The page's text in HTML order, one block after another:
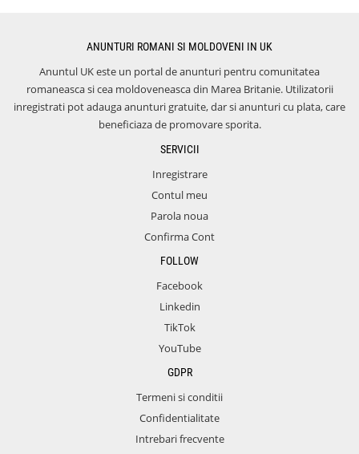
ANUNTURI ROMANI SI MOLDOVENI IN UK
Anuntul UK este un portal de anunturi pentru comunitatea
romaneasca si cea moldoveneasca din Marea Britanie. Utilizatorii
inregistrati pot adauga anunturi gratuite, dar si anunturi cu plata, care
beneficiaza de promovare sporita.
SERVICII
Inregistrare
Contul meu
Parola noua
Confirma Cont
FOLLOW
Facebook
Linkedin
TikTok
YouTube
GDPR
Termeni si conditii
Confidentialitate
Intrebari frecvente